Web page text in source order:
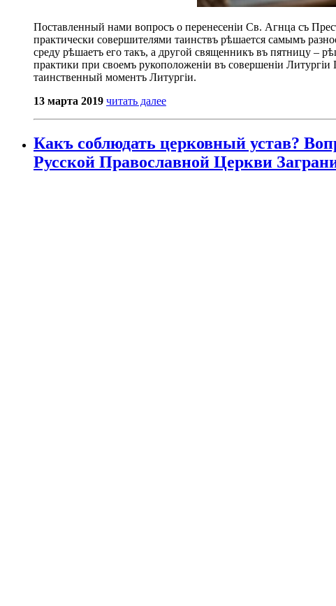
Поставленный нами вопросъ о перенесеніи Св. Агнца съ
практически совершителями таинствъ рѣшается самымъ
среду рѣшаетъ его такъ, а другой священникъ въ пятницу –
практики при своемъ рукоположеніи въ совершеніи
таинственный моментъ Литургіи.
13 марта 2019 читать далее
Какъ соблюдать церковный устав?
Русской Православной Церкви